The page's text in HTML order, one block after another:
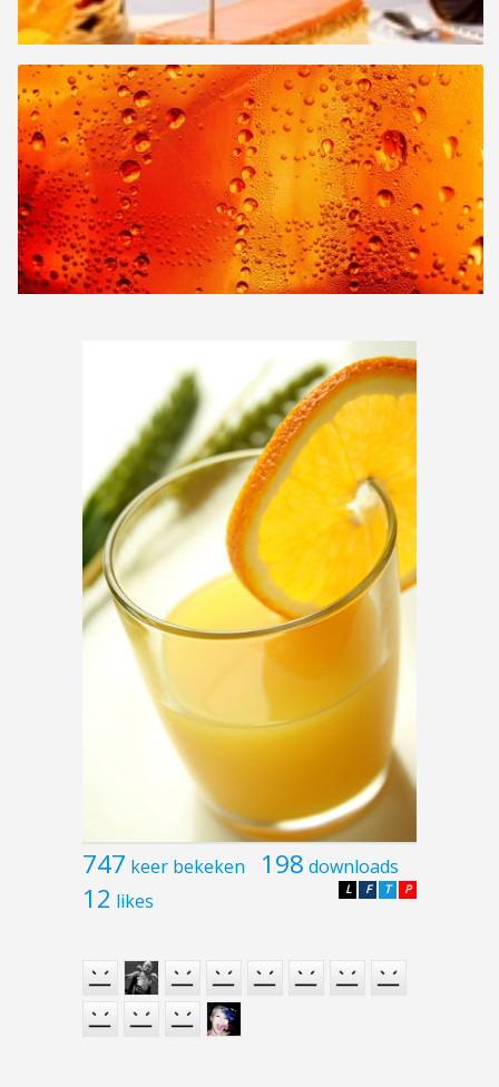
747 keer bekeken 198 downloads
12 likes P
T
F
L